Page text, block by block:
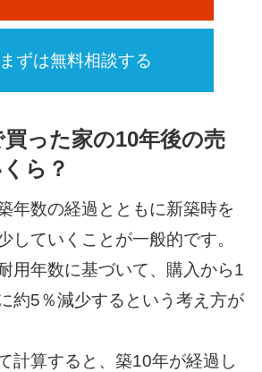
まずは無料相談する
買った家の10年後の売
ら？
年数の経過とともに新築時を
していくことが一般的です。
用年数に基づいて、購入から1
約5％減少するという考え方が
計算すると、築10年が経過し